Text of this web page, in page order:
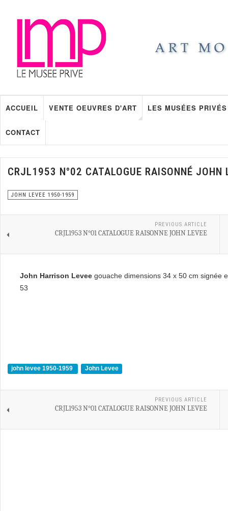
ACCUEIL VENTE OEUVRES D'ART LES MUSÉES PRIVÉS
CONTACT
CRJL1953 N°02 CATALOGUE RAISONNÉ JOHN
JOHN LEVEE 1950-1959
PREVIOUS ARTICLE
CRJL1953 N°01 CATALOGUE RAISONNE JOHN LEVEE
John Harrison Levee gouache dimensions 34 x 50 cm signée
53
john levee 1950-1959 John Levee
PREVIOUS ARTICLE
CRJL1953 N°01 CATALOGUE RAISONNE JOHN LEVEE